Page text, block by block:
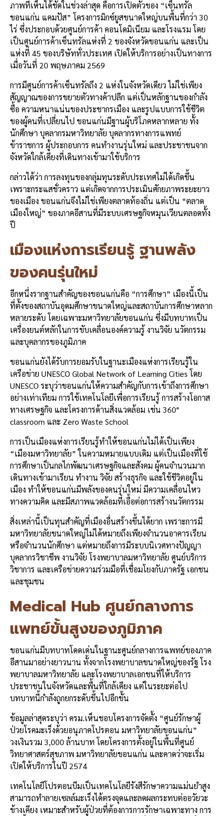
ภาพที่เห็นได้ชัดในช่วงล่าสุด คือการเปิดตัวของ “เซ็นทรัล
ขอนแก่น แคมปัส” โครงการมิกซ์ยูสขนาดใหญ่บนพื้นที่กว่า 30
ไร่ ซึ่งประกอบด้วยศูนย์การค้า คอนโดมิเนียม และโรงแรม โดย
เป็นศูนย์การค้าเซ็นทรัลแห่งที่ 2 ของจังหวัดขอนแก่น และเป็น
แห่งที่ 45 ของบริษัททั่วประเทศ เปิดให้บริการอย่างเป็นทางการ
เมื่อวันที่ 20 พฤษภาคม 2569
การมีศูนย์การค้าเซ็นทรัลถึง 2 แห่งในจังหวัดเดียว ไม่ใช่เพียง
สัญญาณของการขยายตัวทางค้าปลีก แต่เป็นหลักฐานของกำลัง
ซื้อ ความหนาแน่นของประชากรเมือง และรูปแบบการใช้ชีวิต
ของผู้คนที่เปลี่ยนไป ขอนแก่นมีฐานผู้บริโภคหลากหลาย ทั้ง
นักศึกษา บุคลากรมหาวิทยาลัย บุคลากรทางการแพทย์
ข้าราชการ ผู้ประกอบการ คนทำงานรุ่นใหม่ และประชาชนจาก
จังหวัดใกล้เคียงที่เดินทางเข้ามาใช้บริการ
กล่าวได้ว่า การลงทุนของกลุ่มทุนระดับประเทศไม่ได้เกิดขึ้น
เพราะกระแสชั่วคราว แต่เกิดจากการประเมินศักยภาพระยะยาว
ของเมือง ขอนแก่นจึงไม่ใช่เพียงตลาดท้องถิ่น แต่เป็น “ตลาด
เมืองใหญ่” ของภาคอีสานที่มีระบบเศรษฐกิจหมุนเวียนตลอดทั้ง
ปี
เมืองแห่งการเรียนรู้ ฐานพลัง
ของคนรุ่นใหม่
อีกหนึ่งรากฐานสำคัญของขอนแก่นคือ “การศึกษา” เมืองนี้เป็น
ที่ตั้งของสถาบันอุดมศึกษาขนาดใหญ่และสถาบันการศึกษาหลาก
หลายระดับ โดยเฉพาะมหาวิทยาลัยขอนแก่น ซึ่งมีบทบาทเป็น
เครื่องยนต์หลักในการขับเคลื่อนองค์ความรู้ งานวิจัย นวัตกรรม
และบุคลากรของภูมิภาค
ขอนแก่นยังได้รับการยอมรับในฐานะเมืองแห่งการเรียนรู้ใน
เครือข่าย UNESCO Global Network of Learning Cities โดย
UNESCO ระบุว่าขอนแก่นให้ความสำคัญกับการเข้าถึงการศึกษา
อย่างเท่าเทียม การใช้เทคโนโลยีเพื่อการเรียนรู้ การสร้างโอกาส
ทางเศรษฐกิจ และโครงการด้านสิ่งแวดล้อม เช่น 360°
classroom และ Zero Waste School
การเป็นเมืองแห่งการเรียนรู้ทำให้ขอนแก่นไม่ได้เป็นเพียง
“เมืองมหาวิทยาลัย” ในความหมายแบบเดิม แต่เป็นเมืองที่ใช้
การศึกษาเป็นกลไกพัฒนาเศรษฐกิจและสังคม ผู้คนจำนวนมาก
เดินทางเข้ามาเรียน ทำงาน วิจัย สร้างธุรกิจ และใช้ชีวิตอยู่ใน
เมือง ทำให้ขอนแก่นมีพลังของคนรุ่นใหม่ มีความเคลื่อนไหว
ทางความคิด และมีสภาพแวดล้อมที่เอื้อต่อการสร้างนวัตกรรม
สิ่งเหล่านี้เป็นทุนสำคัญที่เมืองอื่นสร้างขึ้นได้ยาก เพราะการมี
มหาวิทยาลัยขนาดใหญ่ไม่ได้หมายถึงเพียงจำนวนอาคารเรียน
หรือจำนวนนักศึกษา แต่หมายถึงการมีระบบนิเวศทางปัญญา
บุคลากรวิชาชีพ งานวิจัย โรงพยาบาลมหาวิทยาลัย ศูนย์บริการ
วิชาการ และเครือข่ายความร่วมมือที่เชื่อมโยงกับภาครัฐ เอกชน
และชุมชน
Medical Hub ศูนย์กลางการ
แพทย์ขั้นสูงของภูมิภาค
ขอนแก่นมีบทบาทโดดเด่นในฐานะศูนย์กลางการแพทย์ของภาค
อีสานมาอย่างยาวนาน ทั้งจากโรงพยาบาลขนาดใหญ่ของรัฐ โรง
พยาบาลมหาวิทยาลัย และโรงพยาบาลเอกชนที่ให้บริการ
ประชาชนในจังหวัดและพื้นที่ใกล้เคียง แต่ในระยะต่อไป
บทบาทนี้กำลังถูกยกระดับขึ้นไปอีกขั้น
ข้อมูลล่าสุดระบุว่า ครม.เห็นชอบโครงการจัดตั้ง “ศูนย์รักษาผู้
ป่วยโรคมะเร็งด้วยอนุภาคโปรตอน มหาวิทยาลัยขอนแก่น”
วงเงินรวม 3,000 ล้านบาท โดยโครงการตั้งอยู่ในพื้นที่ศูนย์
วิทยาศาสตร์สุขภาพ มหาวิทยาลัยขอนแก่น และคาดว่าจะเริ่ม
เปิดให้บริการในปี 2574
เทคโนโลยีโปรตอนบีมเป็นเทคโนโลยีรังสีรักษาความแม่นยำสูง
สามารถทำลายเซลล์มะเร็งได้ตรงจุดและลดผลกระทบต่ออวัยวะ
ข้างเคียง เหมาะสำหรับผู้ป่วยที่ต้องการการรักษาเฉพาะทาง การ